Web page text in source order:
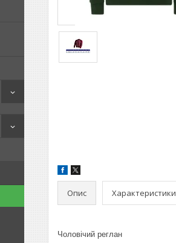
Опис Характеристики
Чоловічий реглан